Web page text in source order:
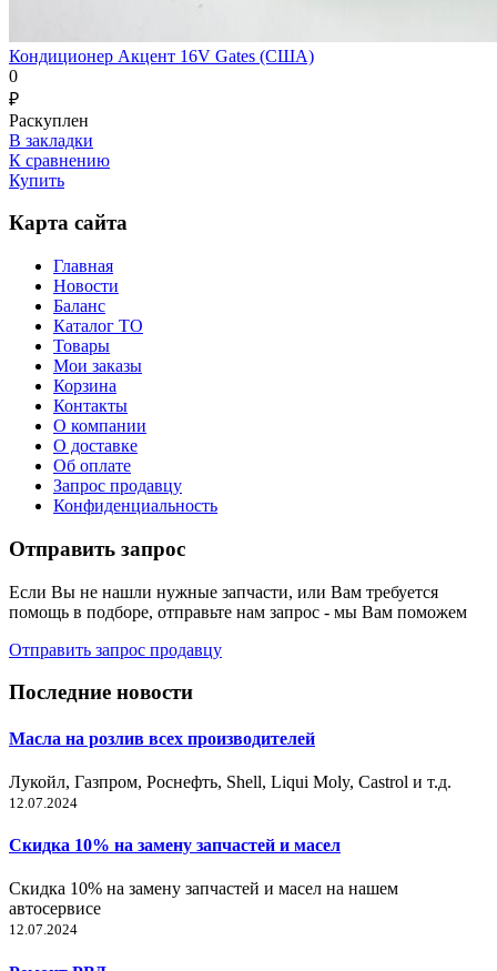
Кондиционер Акцент 16V Gates (США)
0
₽
Раскуплен
В закладки
К сравнению
Купить
Карта сайта
Главная
Новости
Баланс
Каталог ТО
Товары
Мои заказы
Корзина
Контакты
О компании
О доставке
Об оплате
Запрос продавцу
Конфиденциальность
Отправить запрос
Если Вы не нашли нужные запчасти, или Вам требуется
помощь в подборе, отправьте нам запрос - мы Вам поможем
Отправить запрос продавцу
Последние новости
Масла на розлив всех производителей
Лукойл, Газпром, Роснефть, Shell, Liqui Moly, Castrol и т.д.
12.07.2024
Скидка 10% на замену запчастей и масел
Скидка 10% на замену запчастей и масел на нашем
автосервисе
12.07.2024